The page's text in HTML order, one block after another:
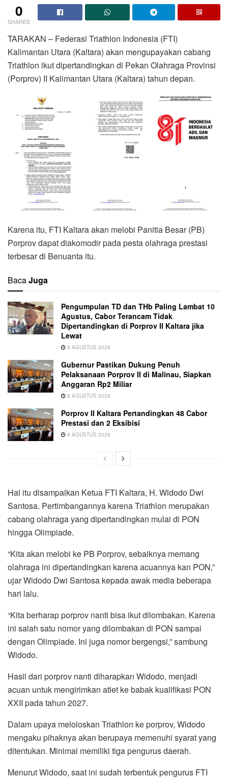
0
SHARES
TARAKAN – Federasi Triathlon Indonesia (FTI)
Kalimantan Utara (Kaltara) akan mengupayakan cabang
Triathlon ikut dipertandingkan di Pekan Olahraga Provinsi
(Porprov) II Kalimantan Utara (Kaltara) tahun depan.
Karena itu, FTI Kaltara akan melobi Panitia Besar (PB)
Porprov dapat diakomodir pada pesta olahraga prestasi
terbesar di Benuanta itu.
BacaJuga
Pengumpulan TD dan THb Paling Lambat 10
Agustus, Cabor Terancam Tidak
Dipertandingkan di Porprov II Kaltara jika
Lewat
9 AGUSTUS 2026
Gubernur Pastikan Dukung Penuh
Pelaksanaan Porprov II di Malinau, Siapkan
Anggaran Rp2 Miliar
8 AGUSTUS 2026
Porprov II Kaltara Pertandingkan 48 Cabor
Prestasi dan 2 Eksibisi
8 AGUSTUS 2026
Hal itu disampaikan Ketua FTI Kaltara, H. Widodo Dwi
Santosa. Pertimbangannya karena Triathlon merupakan
cabang olahraga yang dipertandingkan mulai di PON
hingga Olimpiade.
“Kita akan melobi ke PB Porprov, sebaiknya memang
olahraga ini dipertandingkan karena acuannya kan PON,”
ujar Widodo Dwi Santosa kepada awak media beberapa
hari lalu.
“Kita berharap porprov nanti bisa ikut dilombakan. Karena
ini salah satu nomor yang dilombakan di PON sampai
dengan Olimpiade. Ini juga nomor bergengsi,” sambung
Widodo.
Hasil dari porprov nanti diharapkan Widodo, menjadi
acuan untuk mengirimkan atlet ke babak kualifikasi PON
XXII pada tahun 2027.
Dalam upaya meloloskan Triathlon ke porprov, Widodo
mengaku pihaknya akan berupaya memenuhi syarat yang
ditentukan. Minimal memiliki tiga pengurus daerah.
Menurut Widodo, saat ini sudah terbentuk pengurus FTI